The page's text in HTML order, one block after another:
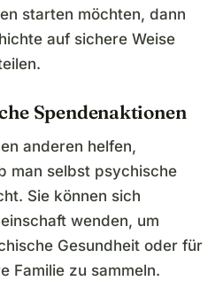
starten möchten, dann
auf sichere Weise
Spendenaktionen
anderen helfen,
man selbst psychische
Sie können sich
wenden, um
Gesundheit oder für
Familie zu sammeln.